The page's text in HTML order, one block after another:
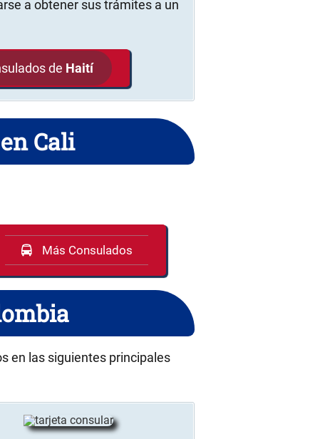
a obtener sus trámites a un
de Haití
Cali
Más Consulados
en las siguientes principales